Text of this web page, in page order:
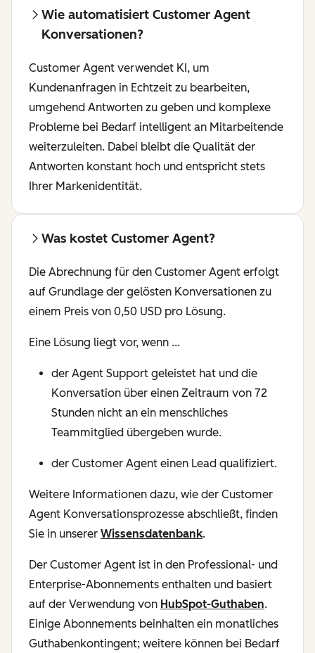
Wie automatisiert Customer Agent
Konversationen?
Customer Agent verwendet KI, um
Kundenanfragen in Echtzeit zu bearbeiten,
umgehend Antworten zu geben und komplexe
Probleme bei Bedarf intelligent an Mitarbeitende
weiterzuleiten. Dabei bleibt die Qualität der
Antworten konstant hoch und entspricht stets
Ihrer Markenidentität.
Was kostet Customer Agent?
Die Abrechnung für den Customer Agent erfolgt
auf Grundlage der gelösten Konversationen zu
einem Preis von 0,50 USD pro Lösung.
Eine Lösung liegt vor, wenn ...
der Agent Support geleistet hat und die
Konversation über einen Zeitraum von 72
Stunden nicht an ein menschliches
Teammitglied übergeben wurde.
der Customer Agent einen Lead qualifiziert.
Weitere Informationen dazu, wie der Customer
Agent Konversationsprozesse abschließt, finden
Sie in unserer Wissensdatenbank.
Der Customer Agent ist in den Professional- und
Enterprise-Abonnements enthalten und basiert
auf der Verwendung von HubSpot-Guthaben.
Einige Abonnements beinhalten ein monatliches
Guthabenkontingent; weitere können bei Bedarf